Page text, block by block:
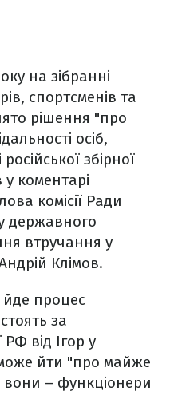
на зібранні
спортсменів та
рішення "про
осіб,
збірної
коментарі
комісії Ради
державного
втручання у
Клімов.
процес
за
РФ від Ігор у
йти "про майже
вони – функціонери